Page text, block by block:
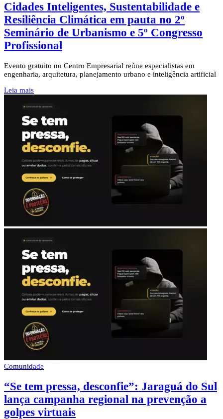
Cidades Inteligentes, Sustentabilidade e
Resiliência Climática em pauta no 2º
Seminário de Urbanismo e 5º Congresso
Profissional
Evento gratuito no Centro Empresarial reúne especialistas em
engenharia, arquitetura, planejamento urbano e inteligência artificial
Leia mais
Comunidade
“Se tem pressa, desconfie”: Jaraguá do Sul
lança campanha regional na prevenção a
golpes virtuais